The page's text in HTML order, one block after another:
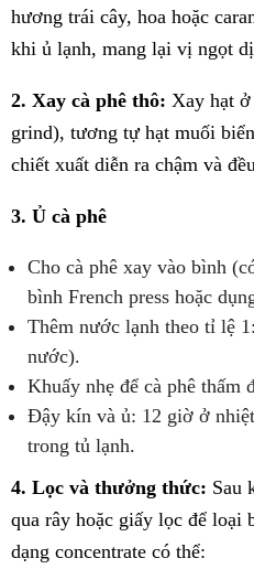
hương trái cây, hoa hoặc
khi ủ lạnh, mang lại vị ngọt
2. Xay cà phê thô: Xay hạt ở
grind), tương tự hạt muối
chiết xuất diễn ra chậm và
3. Ủ cà phê
Cho cà phê xay vào bình
bình French press hoặc
Thêm nước lạnh theo tỉ lệ
nước).
Khuấy nhẹ để cà phê thấm
Đậy kín và ủ: 12 giờ ở
trong tủ lạnh.
4. Lọc và thưởng thức: Sau
qua rây hoặc giấy lọc để loại
dạng concentrate có thể: